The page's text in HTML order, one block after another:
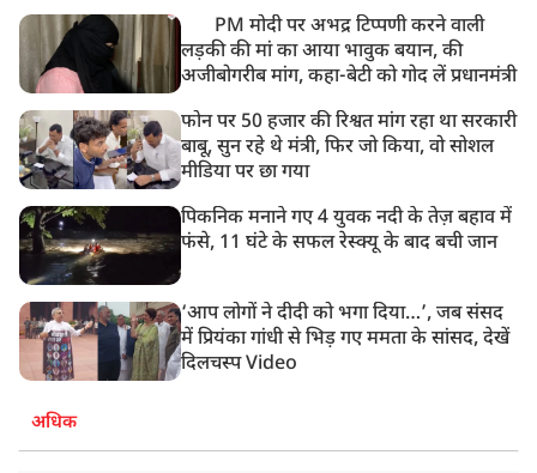
PM मोदी पर अभद्र टिप्पणी करने वाली
लड़की की मां का आया भावुक बयान, की
अजीबोगरीब मांग, कहा-बेटी को गोद लें प्रधानमंत्री
फोन पर 50 हजार की रिश्वत मांग रहा था सरकारी
बाबू, सुन रहे थे मंत्री, फिर जो किया, वो सोशल
मीडिया पर छा गया
पिकनिक मनाने गए 4 युवक नदी के तेज़ बहाव में
फंसे, 11 घंटे के सफल रेस्क्यू के बाद बची जान
‘आप लोगों ने दीदी को भगा दिया…’, जब संसद
में प्रियंका गांधी से भिड़ गए ममता के सांसद, देखें
दिलचस्प Video
अधिक